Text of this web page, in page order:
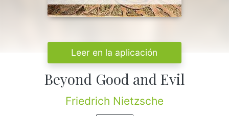
Leer en la aplicación
Beyond Good and Evil
Friedrich Nietzsche